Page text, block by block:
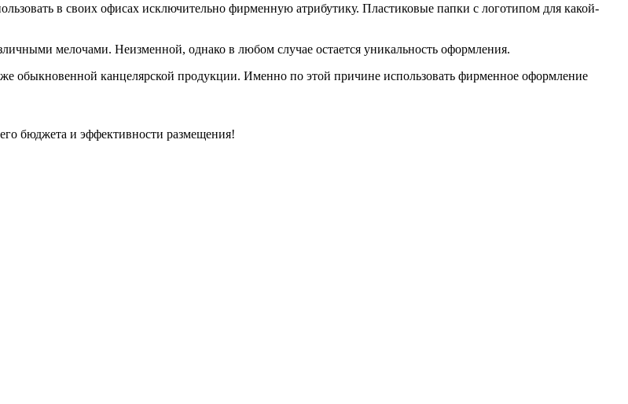
в своих офисах исключительно фирменную атрибутику. Пластиковые папки с логотипом для какой-
мелочами. Неизменной, однако в любом случае остается уникальность оформления.
обыкновенной канцелярской продукции. Именно по этой причине использовать фирменное оформление
бюджета и эффективности размещения!